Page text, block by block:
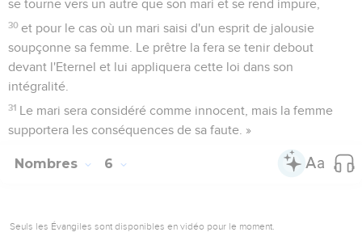
se tourne vers un autre que son mari et se rend impure,
30 et pour le cas où un mari saisi d'un esprit de jalousie
soupçonne sa femme. Le prêtre la fera se tenir debout
devant l'Eternel et lui appliquera cette loi dans son
intégralité.
31 Le mari sera considéré comme innocent, mais la femme
supportera les conséquences de sa faute. »
Nombres 6
Seuls les Évangiles sont disponibles en vidéo pour le moment.